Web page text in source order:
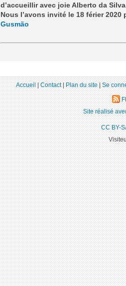
d’accueillir avec joie Alberto da
Nous l’avons invité le 18 férier 2020
Gusmão
Accueil|Contact|Plan du site|Se
Site réalisé
CC BY-